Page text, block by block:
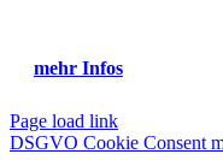
mehr Infos
Page load link
DSGVO Cookie Consent